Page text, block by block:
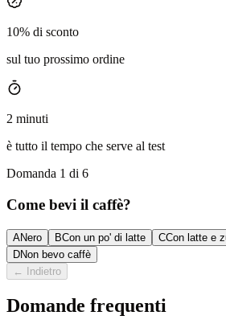
10% di sconto
sul tuo prossimo ordine
2 minuti
è tutto il tempo che serve al test
Domanda 1 di 6
Come bevi il caffè?
ANero BCon un po' di latte CCon latte e
DNon bevo caffè
← Indietro
Domande frequenti